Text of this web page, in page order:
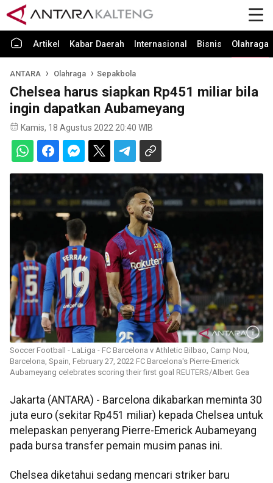
Artikel Kabar Daerah Internasional Bisnis Olahraga
ANTARA Olahraga Sepakbola
Chelsea harus siapkan Rp451 miliar bila
ingin dapatkan Aubameyang
Kamis, 18 Agustus 2022 20:40 WIB
Soccer Football - LaLiga - FC Barcelona v Athletic Bilbao, Camp Nou,
Barcelona, Spain, February 27, 2022 FC Barcelona's Pierre-Emerick
Aubameyang celebrates scoring their first goal REUTERS/Albert Gea
Jakarta (ANTARA) - Barcelona dikabarkan meminta 30
juta euro (sekitar Rp451 miliar) kepada Chelsea untuk
melepaskan penyerang Pierre-Emerick Aubameyang
pada bursa transfer pemain musim panas ini.
Chelsea diketahui sedang mencari striker baru